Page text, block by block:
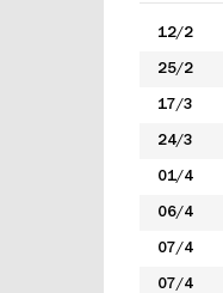
12/2
25/2
17/3
24/3
01/4
06/4
07/4
07/4